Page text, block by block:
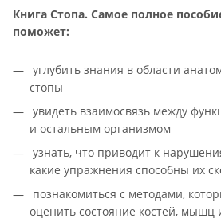
Книга Стопа. Самое полное
поможет:
углубить знания в области
стопы
увидеть взаимосвязь между
и остальным организмом
узнать, что приводит к
какие упражнения способны их
познакомиться с методами,
оценить состояние костей, мышц